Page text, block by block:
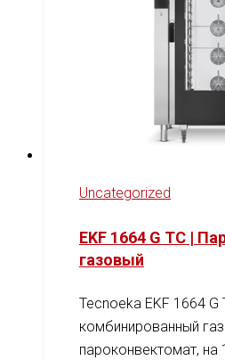
Uncategorized
EKF 1664 G TC |
газовый
Tecnoeka EKF 1664 G
комбинированный
пароконвектомат, на